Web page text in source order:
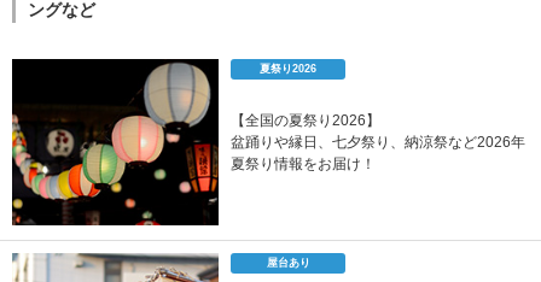
ングなど
夏祭り2026
【全国の夏祭り2026】
盆踊りや縁日、七夕祭り、納涼祭など2026年
夏祭り情報をお届け！
屋台あり